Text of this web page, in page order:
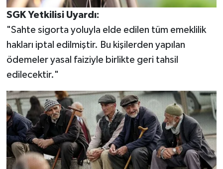
SGK Yetkilisi Uyardı:
"Sahte sigorta yoluyla elde edilen tüm emeklilik
hakları iptal edilmiştir. Bu kişilerden yapılan
ödemeler yasal faiziyle birlikte geri tahsil
edilecektir."